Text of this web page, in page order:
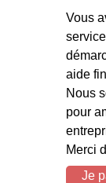
Vous
aide
Nous
pour
Merci
Je